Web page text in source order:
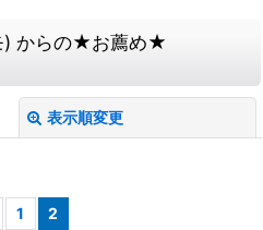
) からの★お薦め★
表示順変更
1 2